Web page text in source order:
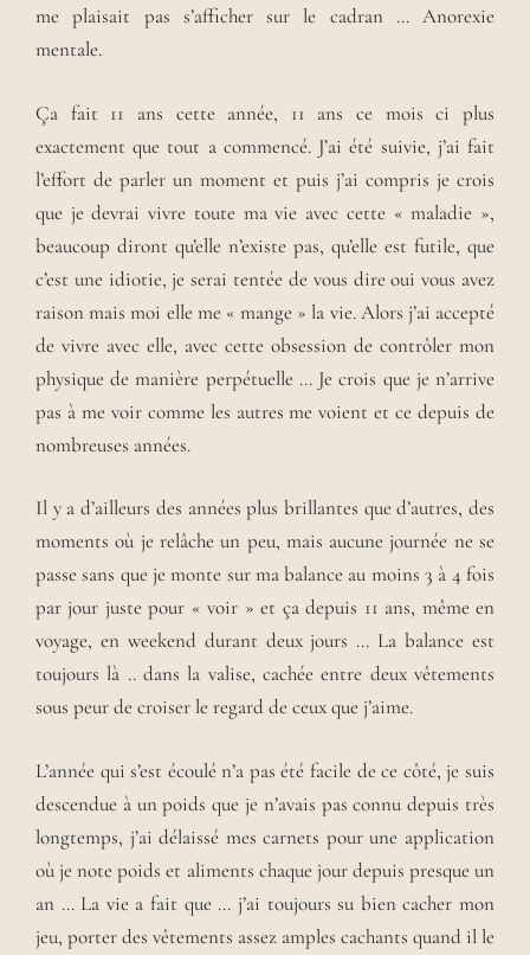
me plaisait pas s’afficher sur le cadran …Anorexie
mentale.
Ça fait 11 ans cette année, 11 ans ce mois ci plus
exactement que tout a commencé. J’ai été suivie, j’ai fait
l’effort de parler un moment et puis j’ai compris je crois
que je devrai vivre toute ma vie avec cette « maladie »,
beaucoup diront qu’elle n’existe pas, qu’elle est futile, que
c’est une idiotie, je serai tentée de vous dire oui vous avez
raison mais moi elle me « mange » la vie. Alors j’ai accepté
de vivre avec elle, avec cette obsession de contrôler mon
physique de manière perpétuelle …Je crois que je n’arrive
pas à me voir comme les autres me voient et ce depuis de
nombreuses années.
Il y a d’ailleurs des années plus brillantes que d’autres, des
moments où je relâche un peu, mais aucune journée ne se
passe sans que je monte sur ma balance au moins 3 à 4 fois
par jour juste pour « voir » et ça depuis 11 ans, même en
voyage, en weekend durant deux jours … La balance est
toujours là .. dans la valise, cachée entre deux vêtements
sous peur de croiser le regard de ceux que j’aime.
L’année qui s’est écoulé n’a pas été facile de ce côté, je suis
descendue à un poids que je n’avais pas connu depuis très
longtemps, j’ai délaissé mes carnets pour une application
où je note poids et aliments chaque jour depuis presque un
an … La vie a fait que … j’ai toujours su bien cacher mon
jeu, porter des vêtements assez amples cachants quand il le